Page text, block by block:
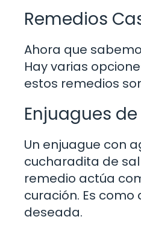
Remedios
Ahora que
Hay varias
estos remedios
Enjuagues
Un enjuague con
cucharadita de
remedio actúa
curación. Es
deseada.